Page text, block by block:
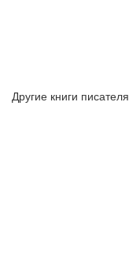
Другие книги писателя